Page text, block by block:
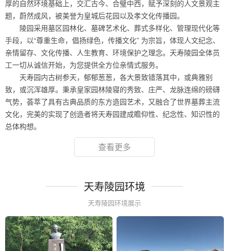
厚的自然环境基础上，交汇古今、合璧中西，赋予深刻的人文景观主
题，蔚然成风，被美誉为皇城后花园以及孝文化传播园。
陵园采用墓区园林化、墓碑艺术化、葬式多样化、管理现代化等
手段，以“尊重生命，倡扬绿色，传播文化” 为宗旨，体现人文纪念、
亲情留存、文化传播、人生教育、环境保护之理念。天寿陵园全体员
工一切从诚信开始，为您提供全方位亲情式服务。
天寿园内古树参天，郁郁葱葱，各大景致错落其中，或典雅别
致，或沉浑雄厚。秉承皇家园林陵寝的秀致、庄严、龙脉连绵的磅礴
气势，荟萃了具有古典品质的东方造园艺术，又融合了世界墓葬主流
文化，完美的实现了创造者将天寿园建成瞻仰性、纪念性、知识性的
总体构想。
查看更多
天寿陵园环境
天寿陵园环境展示